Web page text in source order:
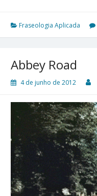
Fraseologia Aplicada
Abbey Road
4 de junho de 2012